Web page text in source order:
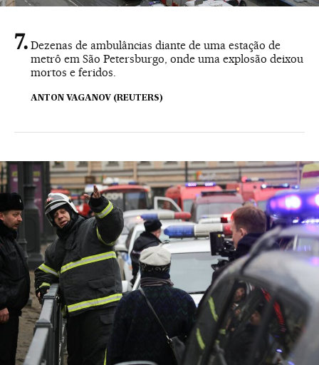
Dezenas de ambulâncias diante de uma estação de
metrô em São Petersburgo, onde uma explosão deixou
mortos e feridos.
ANTON VAGANOV (REUTERS)